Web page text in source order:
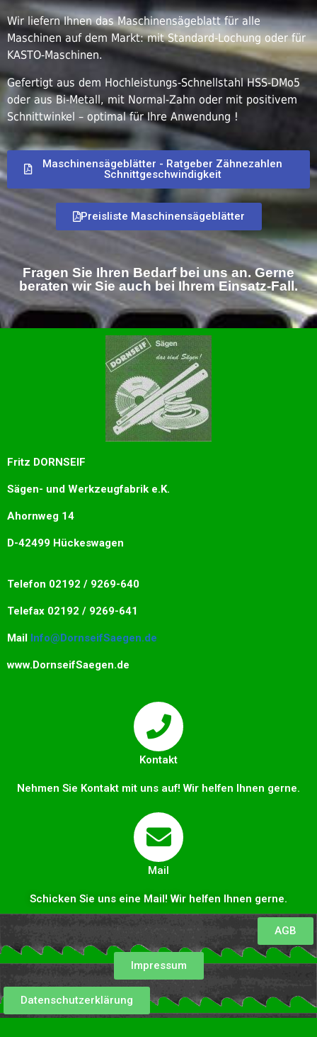
Wir liefern Ihnen das Maschinensägeblatt für alle
Maschinen auf dem Markt: mit Standard-Lochung oder für
KASTO-Maschinen.
Gefertigt aus dem Hochleistungs-Schnellstahl HSS-DMo5
oder aus Bi-Metall, mit Normal-Zahn oder mit positivem
Schnittwinkel – optimal für Ihre Anwendung !
Maschinensägeblätter - Ratgeber Zähnezahlen
Schnittgeschwindigkeit
Preisliste Maschinensägeblätter
Fragen Sie Ihren Bedarf bei uns an. Gerne
beraten wir Sie auch bei Ihrem Einsatz-Fall.
Fritz DORNSEIF
Sägen- und Werkzeugfabrik e.K.
Ahornweg 14
D-42499 Hückeswagen
Telefon 02192 / 9269-640
Telefax 02192 / 9269-641
Mail Info@DornseifSaegen.de
www.DornseifSaegen.de
Kontakt
Nehmen Sie Kontakt mit uns auf! Wir helfen Ihnen gerne.
Mail
Schicken Sie uns eine Mail! Wir helfen Ihnen gerne.
AGB
Impressum
Datenschutzerklärung